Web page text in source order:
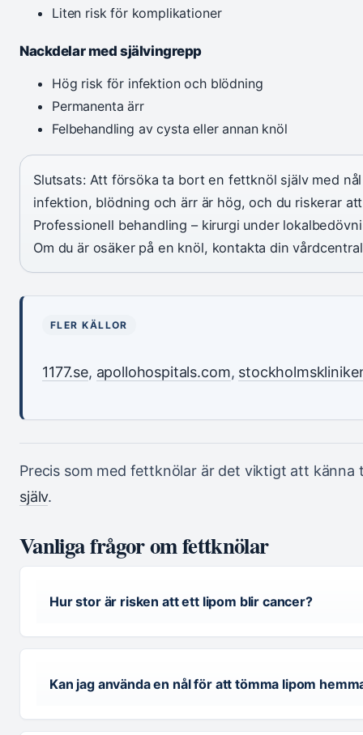
Liten risk för komplikationer
Nackdelar med självingrepp
Hög risk för infektion och blödning
Permanenta ärr
Felbehandling av cysta eller annan knöl
Slutsats: Att försöka ta bort en fettknöl själv med
infektion, blödning och ärr är hög, och du riskerar
Professionell behandling – kirurgi under
Om du är osäker på en knöl, kontakta din
FLER KÄLLOR
1177.se, apollohospitals.com,
Precis som med fettknölar är det viktigt att
själv.
Vanliga frågor om fettknölar
Hur stor är risken att ett lipom blir cancer?
Kan jag använda en nål för att tömma lipom